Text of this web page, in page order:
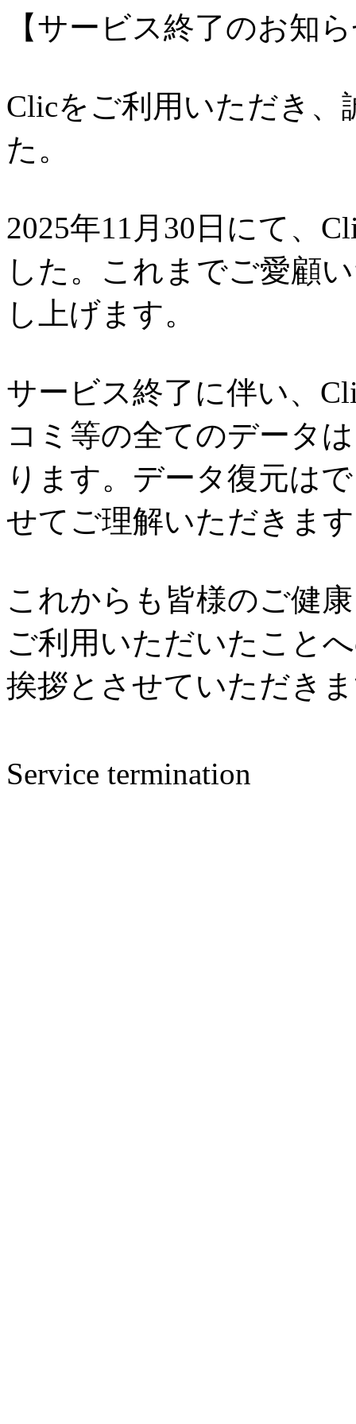
【サービス終了のお知
Clicをご利用いただき
た。
2025年11月30日にて、
した。これまでご愛顧
し上げます。
サービス終了に伴い、
コミ等の全てのデータ
ります。データ復元は
せてご理解いただきま
これからも皆様のご健
ご利用いただいたこと
挨拶とさせていただき
Service termination